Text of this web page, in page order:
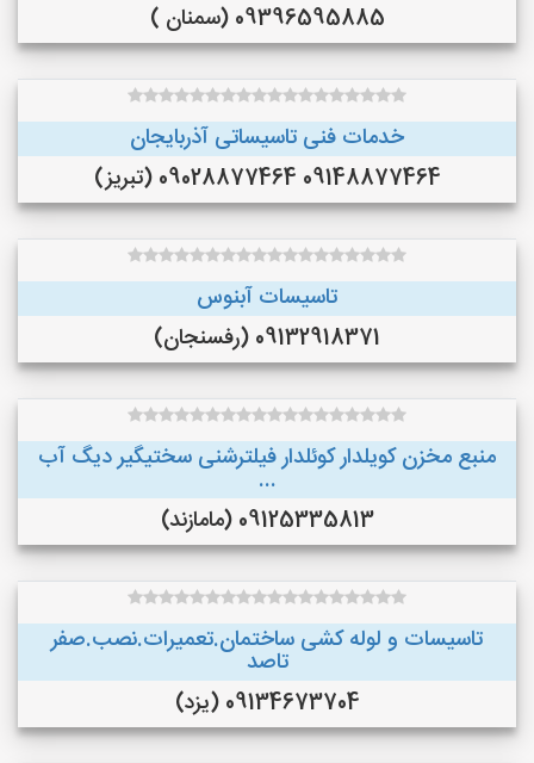
09396595885 (سمنان )
خدمات فنی تاسیساتی آذربایجان
09148877464 09028877464 (تبریز)
تاسيسات آبنوس
09132918371 (رفسنجان)
منبع مخزن کویلدار کوئلدار فیلترشنی سختیگیر دیگ آب
...
09125335813 (مامازند)
تاسیسات و لوله کشی ساختمان.تعمیرات.نصب.صفر
تاصد
09134673704 (یزد)